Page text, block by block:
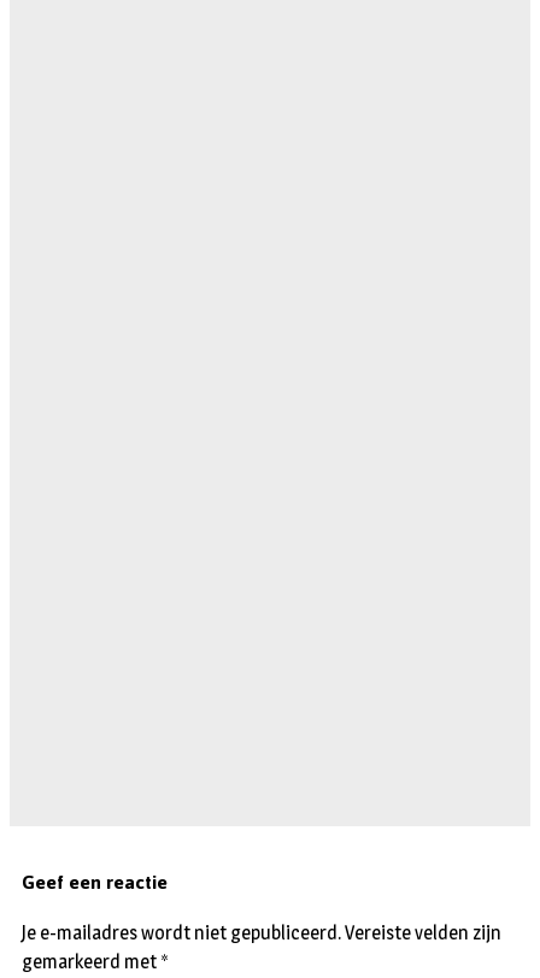
Geef een reactie
Je e-mailadres wordt niet gepubliceerd.Vereiste velden zijn
gemarkeerd met *